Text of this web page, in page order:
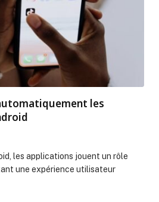
les
les applications jouent un rôle
une expérience utilisateur